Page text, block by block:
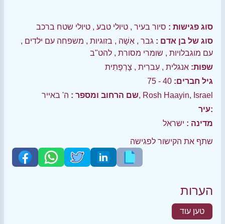
סוג פגישות : סיור בעיר , טיולי טבע , טיולי שטח ברכב
סוג של בן אדם : גבר , אִשָׁה , בזוגיות , משפחה עם ילדים ,
עם מוגבלויות , שומרי מסורת , להט"ב
שפות: אנגלית , עִברִית , צָרְפָתִית
גיל חברים: 40 - 75
שם הרחוב ומספר :ה' באייר, Rosh Haayin, Israel
עיר:
מדינה : ישראל
שתף את הקישור לפגישה
הערות
טען עוד